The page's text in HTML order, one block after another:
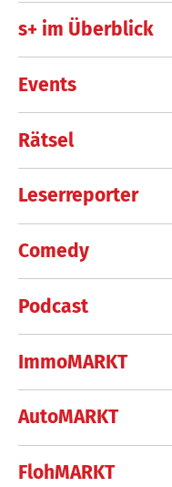
s+ im Überblick
Events
Rätsel
Leserreporter
Comedy
Podcast
ImmoMARKT
AutoMARKT
FlohMARKT